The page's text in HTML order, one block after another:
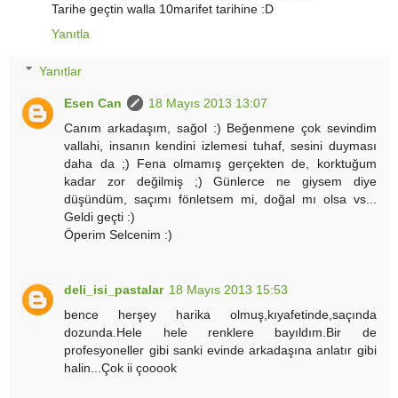
Tarihe geçtin walla 10marifet tarihine :D
Yanıtla
Yanıtlar
Esen Can
18 Mayıs 2013 13:07
Canım arkadaşım, sağol :) Beğenmene çok sevindim
vallahi, insanın kendini izlemesi tuhaf, sesini duyması
daha da ;) Fena olmamış gerçekten de, korktuğum
kadar zor değilmiş ;) Günlerce ne giysem diye
düşündüm, saçımı fönletsem mi, doğal mı olsa vs...
Geldi geçti :)
Öperim Selcenim :)
deli_isi_pastalar 18 Mayıs 2013 15:53
bence herşey harika olmuş,kıyafetinde,saçında
dozunda.Hele hele renklere bayıldım.Bir de
profesyoneller gibi sanki evinde arkadaşına anlatır gibi
halin...Çok ii çooook